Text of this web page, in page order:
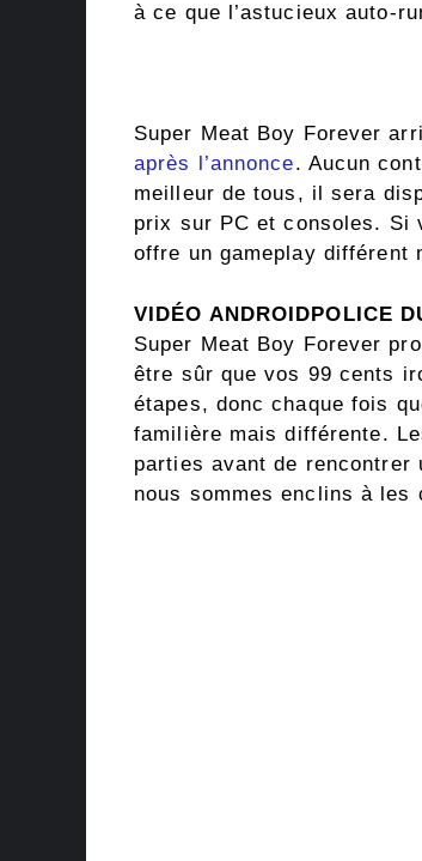
à ce que l’astucieux auto-
Super Meat Boy Forever
après l’annonce. Aucun
meilleur de tous, il sera
prix sur PC et consoles. Si
offre un gameplay différent
VIDÉO ANDROIDPOLICE
Super Meat Boy Forever
être sûr que vos 99 cents
étapes, donc chaque fois
familière mais différente.
parties avant de rencontrer
nous sommes enclins à les